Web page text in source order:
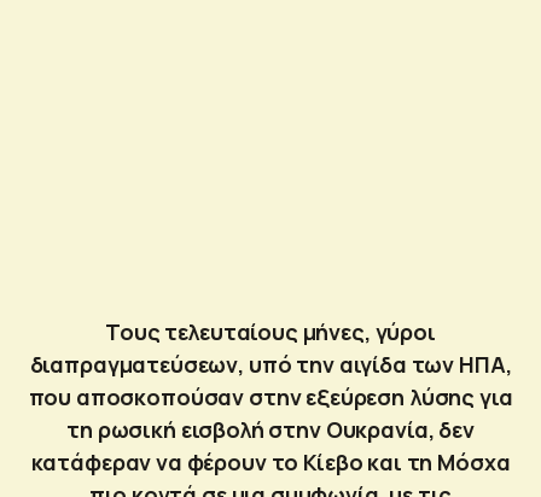
Τους τελευταίους μήνες, γύροι
διαπραγματεύσεων, υπό την αιγίδα των ΗΠΑ,
που αποσκοπούσαν στην εξεύρεση λύσης για
τη ρωσική εισβολή στην Ουκρανία, δεν
κατάφεραν να φέρουν το Κίεβο και τη Μόσχα